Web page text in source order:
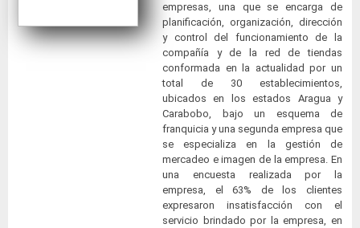
empresas, una que se encarga de
planificación, organización, dirección
y control del funcionamiento de la
compañía y de la red de tiendas
conformada en la actualidad por un
total de 30 establecimientos,
ubicados en los estados Aragua y
Carabobo, bajo un esquema de
franquicia y una segunda empresa que
se especializa en la gestión de
mercadeo e imagen de la empresa. En
una encuesta realizada por la
empresa, el 63% de los clientes
expresaron insatisfacción con el
servicio brindado por la empresa, en